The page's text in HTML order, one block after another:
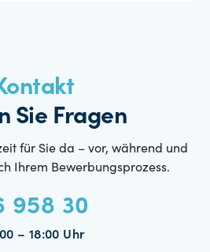
Sie Fragen
für Sie da – vor, während und
Ihrem Bewerbungsprozess.
958 30
– 18:00 Uhr